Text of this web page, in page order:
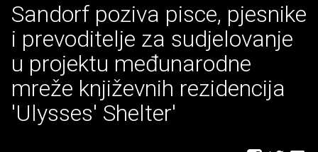
Sandorf poziva pisce, pjesnike
i prevoditelje za sudjelovanje
u projektu međunarodne
mreže književnih rezidencija
'Ulysses' Shelter'